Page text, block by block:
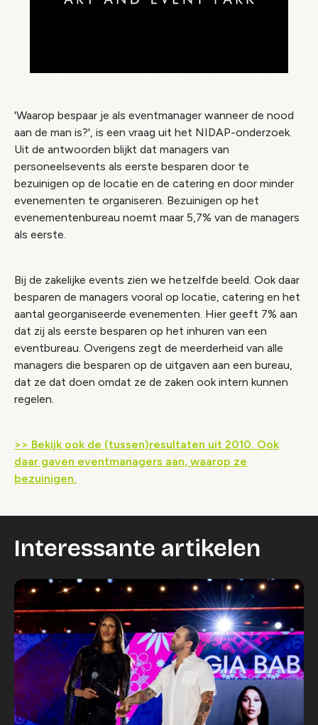
'Waarop bespaar je als eventmanager wanneer de nood
aan de man is?', is een vraag uit het NIDAP-onderzoek.
Uit de antwoorden blijkt dat managers van
personeelsevents als eerste besparen door te
bezuinigen op de locatie en de catering en door minder
evenementen te organiseren. Bezuinigen op het
evenementenbureau noemt maar 5,7% van de managers
als eerste.
Bij de zakelijke events zien we hetzelfde beeld. Ook daar
besparen de managers vooral op locatie, catering en het
aantal georganiseerde evenementen. Hier geeft 7% aan
dat zij als eerste besparen op het inhuren van een
eventbureau. Overigens zegt de meerderheid van alle
managers die besparen op de uitgaven aan een bureau,
dat ze dat doen omdat ze de zaken ook intern kunnen
regelen.
>> Bekijk ook de (tussen)resultaten uit 2010. Ook
daar gaven eventmanagers aan, waarop ze
bezuinigen.
Interessante artikelen